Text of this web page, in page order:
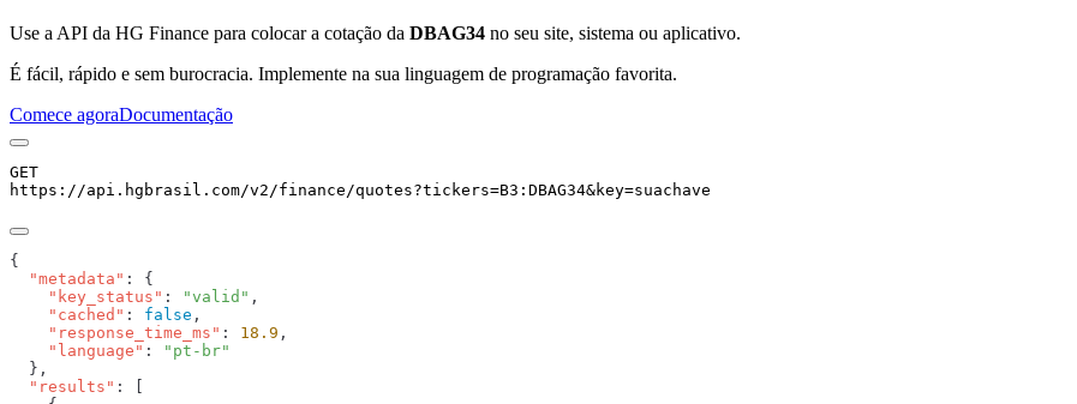
Use a API da HG Finance para colocar a cotação da DBAG34 no seu site, sistema ou aplicativo.
É fácil, rápido e sem burocracia. Implemente na sua linguagem de programação favorita.
Comece agoraDocumentação
GET
https://api.hgbrasil.com/v2/finance/quotes?tickers=B3:DBAG34&key=suachave
  "metadata"
    "key_status"
: "valid"
    "cached"
: false
    "response_time_ms"
: 18.9
    "language"
:
  "results"